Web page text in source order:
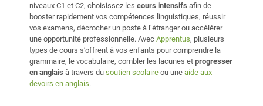
niveaux C1 et C2, choisissez les cours intensifs afin de
booster rapidement vos compétences linguistiques, réussir
vos examens, décrocher un poste à l’étranger ou accélérer
une opportunité professionnelle. Avec Apprentus, plusieurs
types de cours s’offrent à vos enfants pour comprendre la
grammaire, le vocabulaire, combler les lacunes et progresser
en anglais à travers du soutien scolaire ou une aide aux
devoirs en anglais.